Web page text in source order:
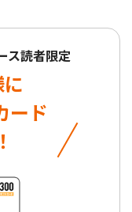
ス読者限定
ード